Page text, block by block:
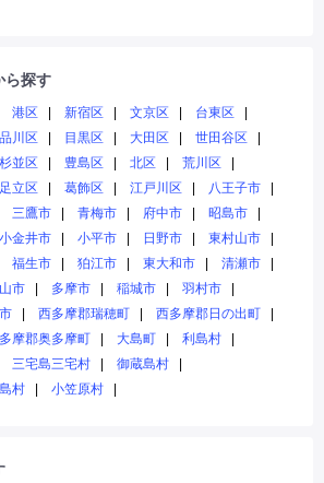
ら探す
港区 新宿区 文京区
台東区
品川区 目黒区 大田区
世田谷区
杉並区 豊島区 北区
荒川区
足立区 葛飾区 江戸川区
八王子市
三鷹市 青梅市 府中市
昭島市
小金井市 小平市 日野市
東村山市
福生市 狛江市 東大和市
清瀬市
市 多摩市 稲城市
羽村市
西多摩郡瑞穂町
西多摩郡日の出町
摩郡奥多摩町 大島町
利島村
三宅島三宅村
御蔵島村
村 小笠原村